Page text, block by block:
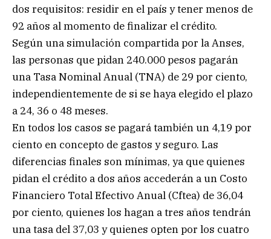
dos requisitos: residir en el país y tener menos de
92 años al momento de finalizar el crédito.
Según una simulación compartida por la Anses,
las personas que pidan 240.000 pesos pagarán
una Tasa Nominal Anual (TNA) de 29 por ciento,
independientemente de si se haya elegido el plazo
a 24, 36 o 48 meses.
En todos los casos se pagará también un 4,19 por
ciento en concepto de gastos y seguro. Las
diferencias finales son mínimas, ya que quienes
pidan el crédito a dos años accederán a un Costo
Financiero Total Efectivo Anual (Cftea) de 36,04
por ciento, quienes los hagan a tres años tendrán
una tasa del 37,03 y quienes opten por los cuatro